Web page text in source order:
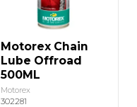
Motorex Chain
Lube Offroad
500ML
Motorex
302281